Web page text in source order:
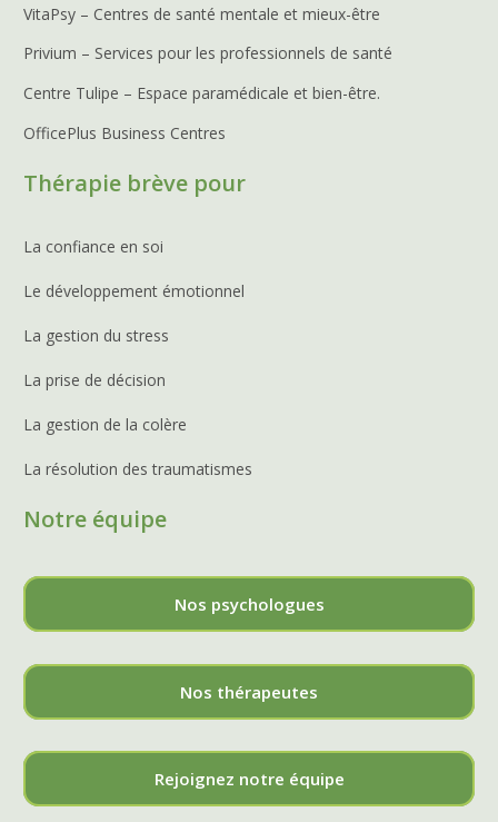
VitaPsy – Centres de santé mentale et mieux-être
Privium – Services pour les professionnels de santé
Centre Tulipe – Espace paramédicale et bien-être.
OfficePlus Business Centres
Thérapie brève pour
La confiance en soi
Le développement émotionnel
La gestion du stress
La prise de décision
La gestion de la colère
La résolution des traumatismes
Notre équipe
Nos psychologues
Nos thérapeutes
Rejoignez notre équipe